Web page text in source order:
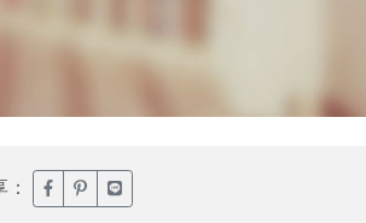
： 臉書分享(另開新視窗)
噗浪分享(另開新視窗)
Line分享(另開新視窗)